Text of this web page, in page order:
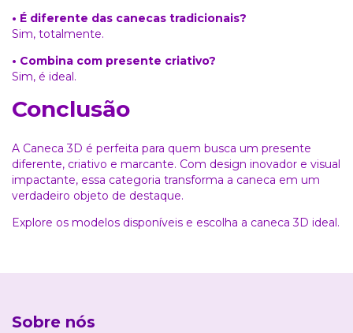
• É diferente das canecas tradicionais?
Sim, totalmente.
• Combina com presente criativo?
Sim, é ideal.
Conclusão
A Caneca 3D é perfeita para quem busca um presente
diferente, criativo e marcante. Com design inovador e visual
impactante, essa categoria transforma a caneca em um
verdadeiro objeto de destaque.
Explore os modelos disponíveis e escolha a caneca 3D ideal.
Sobre nós